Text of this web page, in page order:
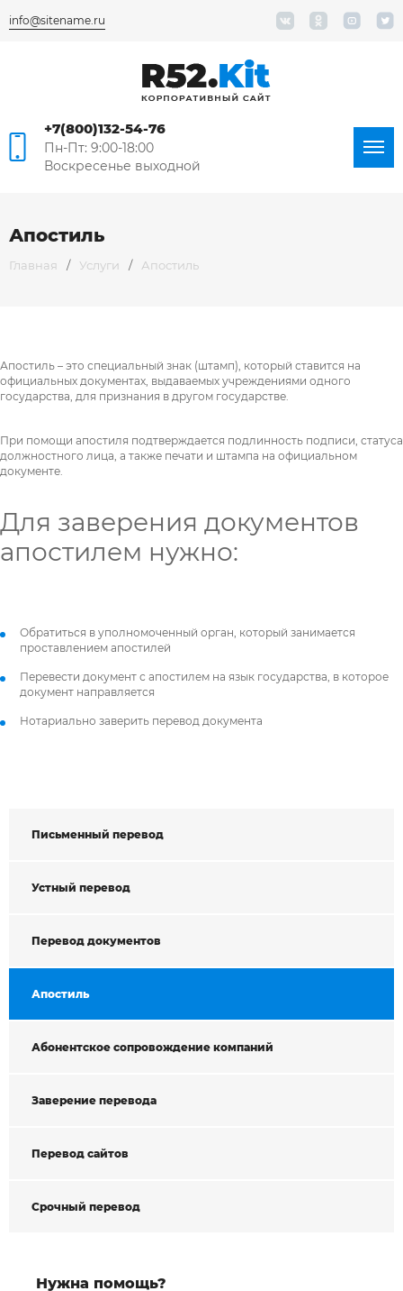
info@sitename.ru
+7(800)132-54-76
Пн-Пт: 9:00-18:00
Воскресенье выходной
Апостиль
Главная / Услуги / Апостиль
Письменный перевод
Устный перевод
Перевод документов
Апостиль
Абонентское сопровождение компаний
Заверение перевода
Перевод сайтов
Срочный перевод
Нужна помощь?
Апостиль – это специальный знак (штамп), который ставится на
официальных документах, выдаваемых учреждениями одного
государства, для признания в другом государстве.
При помощи апостиля подтверждается подлинность подписи, статуса
должностного лица, а также печати и штампа на официальном
документе.
Для заверения документов
апостилем нужно:
Обратиться в уполномоченный орган, который занимается
проставлением апостилей
Перевести документ с апостилем на язык государства, в которое
документ направляется
Нотариально заверить перевод документа
Я согласен на
обработку персональных данных
Я согласен на
обработку персональных данных
обработку персональных данных
Прикрепить фото / до 10 Mb
обработку персональных данных